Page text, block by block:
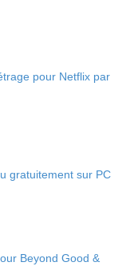
pour Netflix par
gratuitement sur PC
Beyond Good &